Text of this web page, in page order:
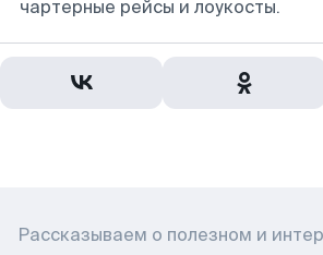
чартерные рейсы и лоукосты.
Рассказываем о полезном и